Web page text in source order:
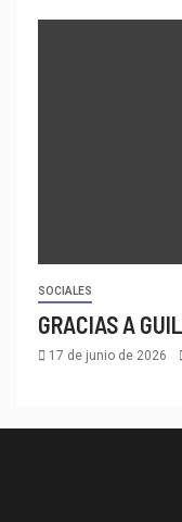
SOCIALES
GRACIAS A
17 de junio de 2026